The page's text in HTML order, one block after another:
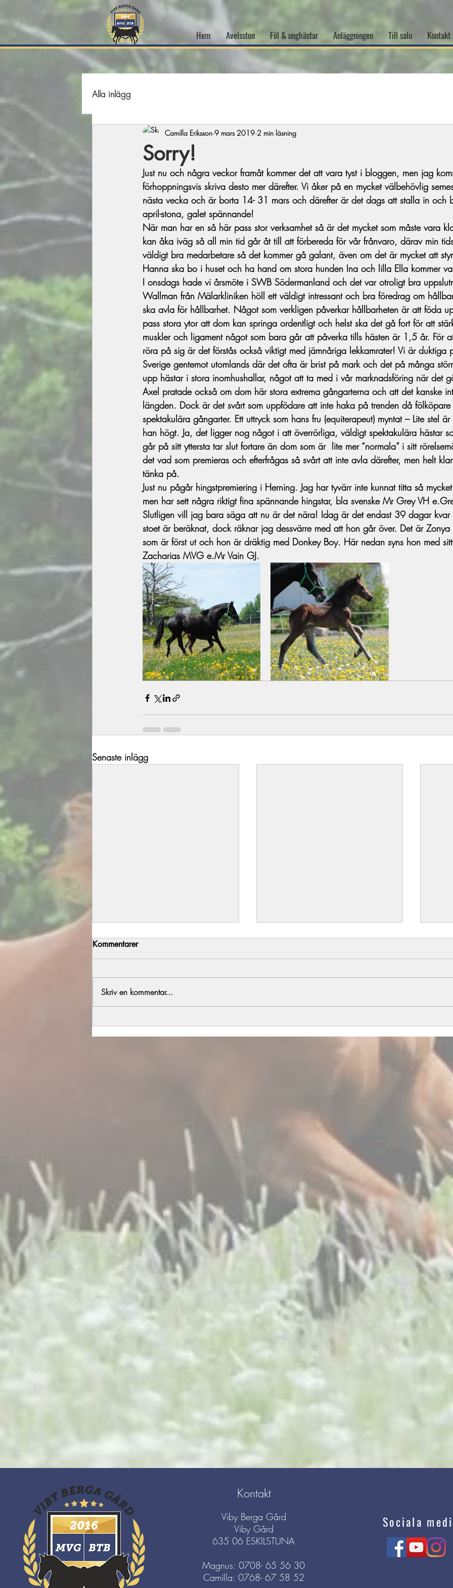
Hem Avelsston Föl & unghästar Anläggningen Till salu Kontakt
Alla inlägg
Sorry!
Camilla Eriksson 9 mars 2019 2 min läsning
Just nu och några veckor framåt kommer det att vara tyst i bloggen, men jag
förhoppningsvis skriva desto mer därefter. Vi åker på en mycket välbehövlig
nästa vecka och är borta 14- 31 mars och därefter är det dags att stalla in
april-stona, galet spännande!
När man har en så här pass stor verksamhet så är det mycket som måste vara
kan åka iväg så all min tid går åt till att förbereda för vår frånvaro, därav min
väldigt bra medarbetare så det kommer gå galant, även om det är mycket att
Hanna ska bo i huset och ha hand om stora hunden Ina och lilla Ella kommer
I onsdags hade vi årsmöte i SWB Södermanland och det var otroligt bra
Wallman från Mälarkliniken höll ett väldigt intressant och bra föredrag om
ska avla för hållbarhet. Något som verkligen påverkar hållbarheten är att föda
pass stora ytor att dom kan springa ordentligt och helst ska det gå fort för att
muskler och ligament något som bara går att påverka tills hästen är 1,5 år. För
röra på sig är det förstås också viktigt med jämnåriga lekkamrater! Vi är
Sverige gentemot utomlands där det ofta är brist på mark och det på många
upp hästar i stora inomhushallar, något att ta med i vår marknadsföring när det
Axel pratade också om dom här stora extrema gångarterna och att det kanske
längden. Dock är det svårt som uppfödare att inte haka på trenden då
spektakulära gångarter. Ett uttryck som hans fru (equiterapeut) myntat – Lite stel
han högt. Ja, det ligger nog något i att överrörliga, väldigt spektakulära hästar
går på sitt yttersta tar slut fortare än dom som är  lite mer “normala” i sitt
det vad som premieras och efterfrågas så svårt att inte avla därefter, men helt
tänka på.
Just nu pågår hingstpremiering i Herning. Jag har tyvärr inte kunnat titta så
men har sett några riktigt fina spännande hingstar, bla svenske Mr Grey VH
Slutligen vill jag bara säga att nu är det nära! Idag är det endast 39 dagar
stoet är beräknat, dock räknar jag dessvärre med att hon går över. Det är
som är först ut och hon är dräktig med Donkey Boy. Här nedan syns hon med
Zacharias MVG e.Mr Vain GJ.
Senaste inlägg
Årets föl del 2 All
Kommentarer
Skriv en kommentar...
Kontakt
Viby Berga Gård
Viby Gård
635 06 ESKILSTUNA
Magnus: 0708- 65 56 30
Camilla: 0768- 67 58 52
Sociala